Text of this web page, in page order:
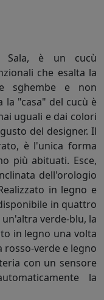
Sala, è un cucù
che esalta la
sghembe e non
la "casa" del cucù è
uguali e dai colori
del designer. Il
è l'unica forma
più abituati. Esce,
dell'orologio
in legno e
in quattro
verde-blu, la
in legno una volta
verde e legno
con un sensore
la